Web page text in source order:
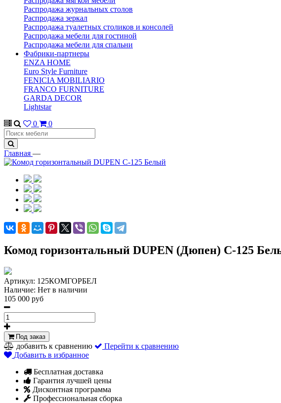
Распродажа журнальных столов
Распродажа зеркал
Распродажа туалетных столиков и консолей
Распродажа мебели для гостиной
Распродажа мебели для спальни
Фабрики-партнеры
ENZA HOME
Euro Style Furniture
FENICIA MOBILIARIO
FRANCO FURNITURE
GARDA DECOR
Lightstar
0
0
Главная —
Комод горизонтальный DUPEN (Дюпен) С-125
Артикул: 125КОМГОРБЕЛ
Наличие: Нет в наличии
105 000 руб
Под заказ
добавить к сравнению
Перейти к сравнению
Добавить в избранное
Бесплатная доставка
Гарантия лучшей цены
Дисконтная программа
Профессиональная сборка